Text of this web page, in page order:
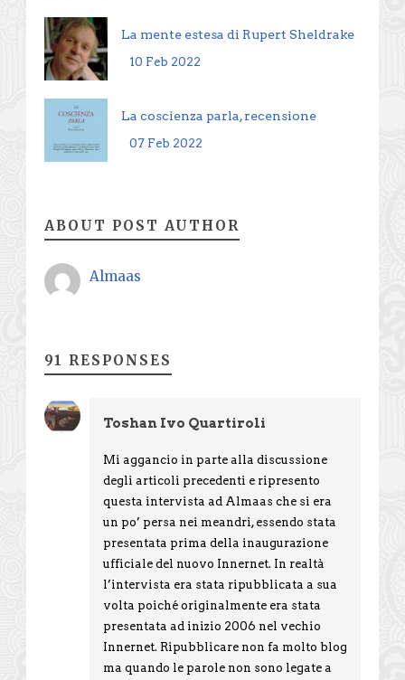
La mente estesa di Rupert Sheldrake
10 Feb 2022
La coscienza parla, recensione
07 Feb 2022
ABOUT POST AUTHOR
Almaas
91 RESPONSES
Toshan Ivo Quartiroli
Mi aggancio in parte alla discussione
degli articoli precedenti e ripresento
questa intervista ad Almaas che si era
un po’ persa nei meandri, essendo stata
presentata prima della inaugurazione
ufficiale del nuovo Innernet. In realtà
l’intervista era stata ripubblicata a sua
volta poiché originalmente era stata
presentata ad inizio 2006 nel vechio
Innernet. Ripubblicare non fa molto blog
ma quando le parole non sono legate a